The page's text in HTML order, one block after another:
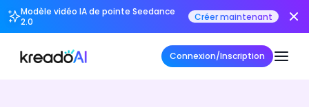
Modèle vidéo IA de pointe Seedance
2.0
Créer maintenant
Connexion/Inscription